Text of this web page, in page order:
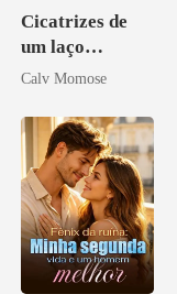
Cicatrizes de
um laço
rompido
Calv Momose